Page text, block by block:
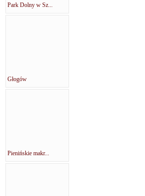
Park Dolny w Sz...
Głogów
Pienińskie makr...